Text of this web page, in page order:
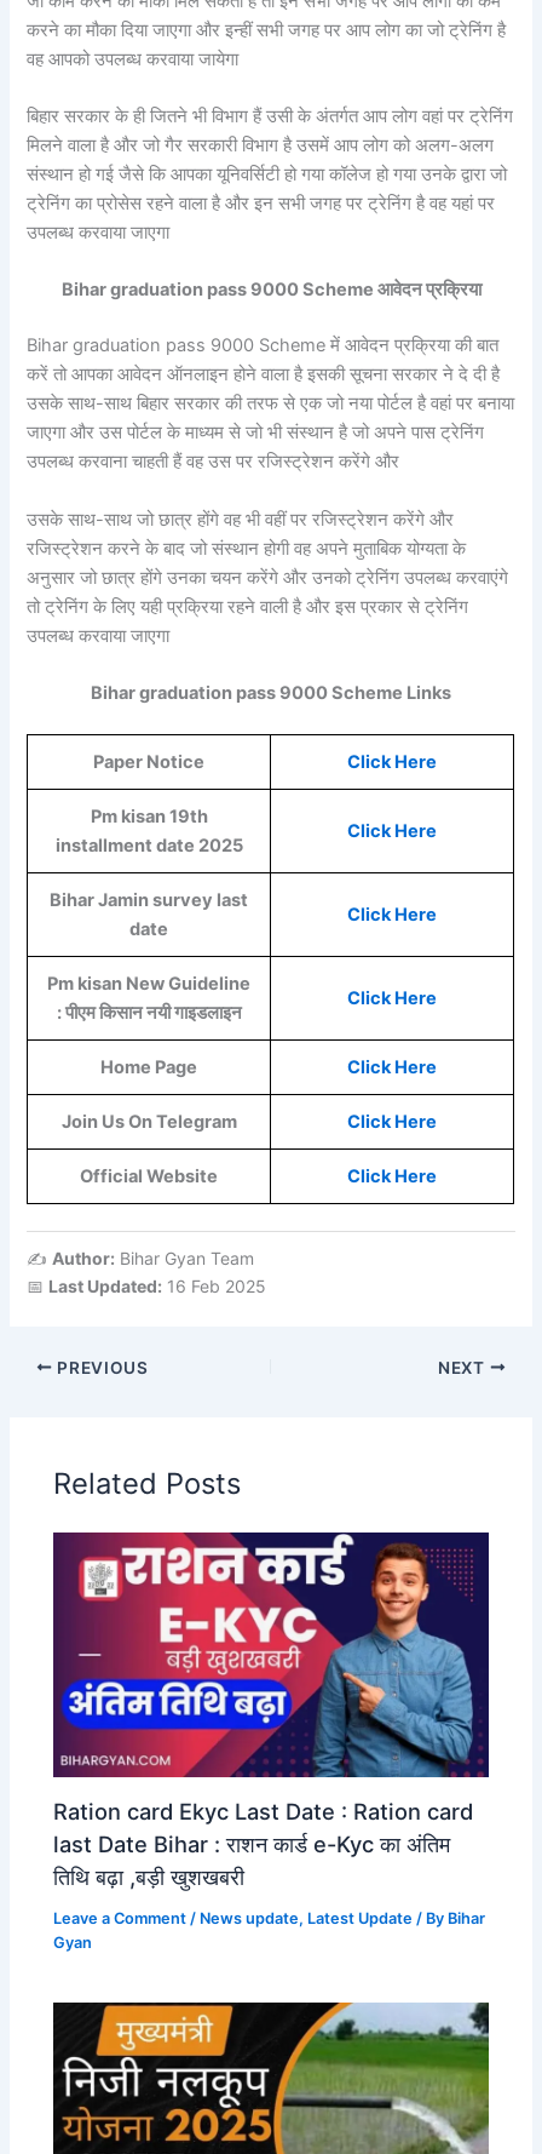
करने का मौका दिया जाएगा और इन्हीं सभी जगह पर आप लोग का जो ट्रेनिंग है
वह आपको उपलब्ध करवाया जायेगा
बिहार सरकार के ही जितने भी विभाग हैं उसी के अंतर्गत आप लोग वहां पर ट्रेनिंग
मिलने वाला है और जो गैर सरकारी विभाग है उसमें आप लोग को अलग-अलग
संस्थान हो गई जैसे कि आपका यूनिवर्सिटी हो गया कॉलेज हो गया उनके द्वारा जो
ट्रेनिंग का प्रोसेस रहने वाला है और इन सभी जगह पर ट्रेनिंग है वह यहां पर
उपलब्ध करवाया जाएगा
Bihar graduation pass 9000 Scheme आवेदन प्रक्रिया
Bihar graduation pass 9000 Scheme में आवेदन प्रक्रिया की बात
करें तो आपका आवेदन ऑनलाइन होने वाला है इसकी सूचना सरकार ने दे दी है
उसके साथ-साथ बिहार सरकार की तरफ से एक जो नया पोर्टल है वहां पर बनाया
जाएगा और उस पोर्टल के माध्यम से जो भी संस्थान है जो अपने पास ट्रेनिंग
उपलब्ध करवाना चाहती हैं वह उस पर रजिस्ट्रेशन करेंगे और
उसके साथ-साथ जो छात्र होंगे वह भी वहीं पर रजिस्ट्रेशन करेंगे और
रजिस्ट्रेशन करने के बाद जो संस्थान होगी वह अपने मुताबिक योग्यता के
अनुसार जो छात्र होंगे उनका चयन करेंगे और उनको ट्रेनिंग उपलब्ध करवाएंगे
तो ट्रेनिंग के लिए यही प्रक्रिया रहने वाली है और इस प्रकार से ट्रेनिंग
उपलब्ध करवाया जाएगा
Bihar graduation pass 9000 Scheme Links
Paper Notice Click Here
Pm kisan 19th
installment date 2025
Click Here
Bihar Jamin survey last
date
Click Here
Pm kisan New Guideline
: पीएम किसान नयी गाइडलाइन
Click Here
Home Page Click Here
Join Us On Telegram Click Here
Official Website Click Here
✍️ Author: Bihar Gyan Team
📅 Last Updated: 16 Feb 2025
PREVIOUS NEXT
Related Posts
Ration card Ekyc Last Date : Ration card
last Date Bihar : राशन कार्ड e-Kyc का अंतिम
तिथि बढ़ा ,बड़ी खुशखबरी
Leave a Comment / News update, Latest Update / By Bihar
Gyan